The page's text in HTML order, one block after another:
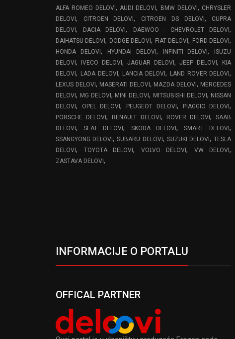
ALFA ROMEO DELOVI, AUDI DELOVI, BMW DELOVI, CHRYSLER
DELOVI, CITROEN DELOVI, CITROEN DS DELOVI,
CUPRA
DELOVI, DACIA DELOVI, DAEWOO - CHEVROLET DELOVI,
DAIHATSU DELOVI, DODGE DELOVI, FIAT DELOVI, FORD DELOVI,
HONDA DELOVI, HYUNDAI DELOVI, INFINITI DELOVI,
ISUZU
DELOVI, IVECO DELOVI,JAGUAR DELOVI,JEEP DELOVI,
KIA
DELOVI, LADA DELOVI, LANCIA DELOVI, LAND ROVER DELOVI,
LEXUS DELOVI, MASERATI DELOVI, MAZDA DELOVI, MERCEDES
DELOVI, MG DELOVI, MINI DELOVI, MITSUBISHI DELOVI, NISSAN
DELOVI, OPEL DELOVI, PEUGEOT DELOVI, PIAGGIO DELOVI,
PORSCHE DELOVI, RENAULT DELOVI, ROVER DELOVI,SAAB
DELOVI,SEAT DELOVI, SKODA DELOVI,SMART DELOVI,
SSANGYONG DELOVI,SUBARU DELOVI, SUZUKI DELOVI,TESLA
DELOVI, TOYOTA DELOVI, VOLVO DELOVI, VW DELOVI,
ZASTAVA DELOVI,
INFORMACIJE O PORTALU
OFFICAL PARTNER